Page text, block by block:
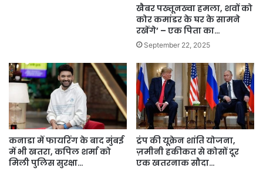
खैबर पख्तूनख्वा हमला, शवों को
कोर कमांडर के घर के सामने
रखेंगे’ – एक पिता का…
September 22, 2025
कनाडा में फायरिंग के बाद मुंबई
में भी खतरा, कपिल शर्मा को
मिली पुलिस सुरक्षा…
ट्रंप की यूक्रेन शांति योजना,
ज़मीनी हकीकत से कोसों दूर
एक खतरनाक सौदा…